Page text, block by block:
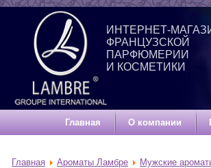
ИНТЕРНЕТ-
ФРАНЦУЗСКОЙ
ПАРФЮМЕРИИ
И КОСМЕТИКИ
Главная О компании
Главная Ароматы Ламбре Мужские